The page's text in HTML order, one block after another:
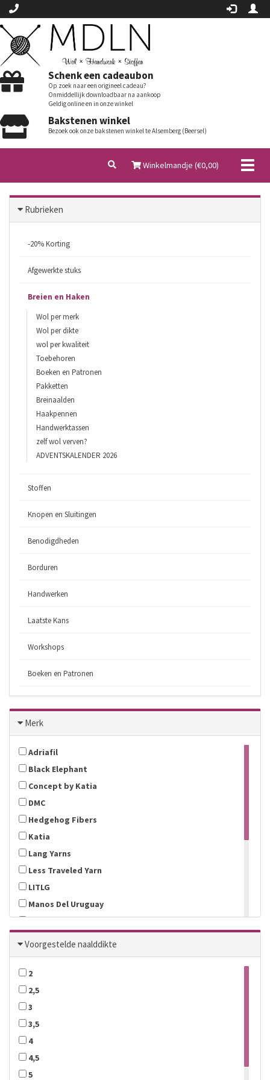
Schenk een cadeaubon
Op zoek naar een origineel cadeau?
Onmiddellijk downloadbaar na aankoop
Geldig online en in onze winkel
Bakstenen winkel
Bezoek ook onze bakstenen winkel te Alsemberg (Beersel)
Winkelmandje (€0,00)
Rubrieken
-20% Korting
Afgewerkte stuks
Breien en Haken
Wol per merk
Wol per dikte
wol per kwaliteit
Toebehoren
Boeken en Patronen
Pakketten
Breinaalden
Haakpennen
Handwerktassen
zelf wol verven?
ADVENTSKALENDER 2026
Stoffen
Knopen en Sluitingen
Benodigdheden
Borduren
Handwerken
Laatste Kans
Workshops
Boeken en Patronen
Merk
Adriafil
Black Elephant
Concept by Katia
DMC
Hedgehog Fibers
Katia
Lang Yarns
Less Traveled Yarn
LITLG
Manos Del Uruguay
MDLN
Rauma
Scheepjeswol
Tropical Lane
Wooladdicts
Novita
APMEZGA
Mode at Rowan
Voorgestelde naalddikte
2
2,5
3
3,5
4
4,5
5